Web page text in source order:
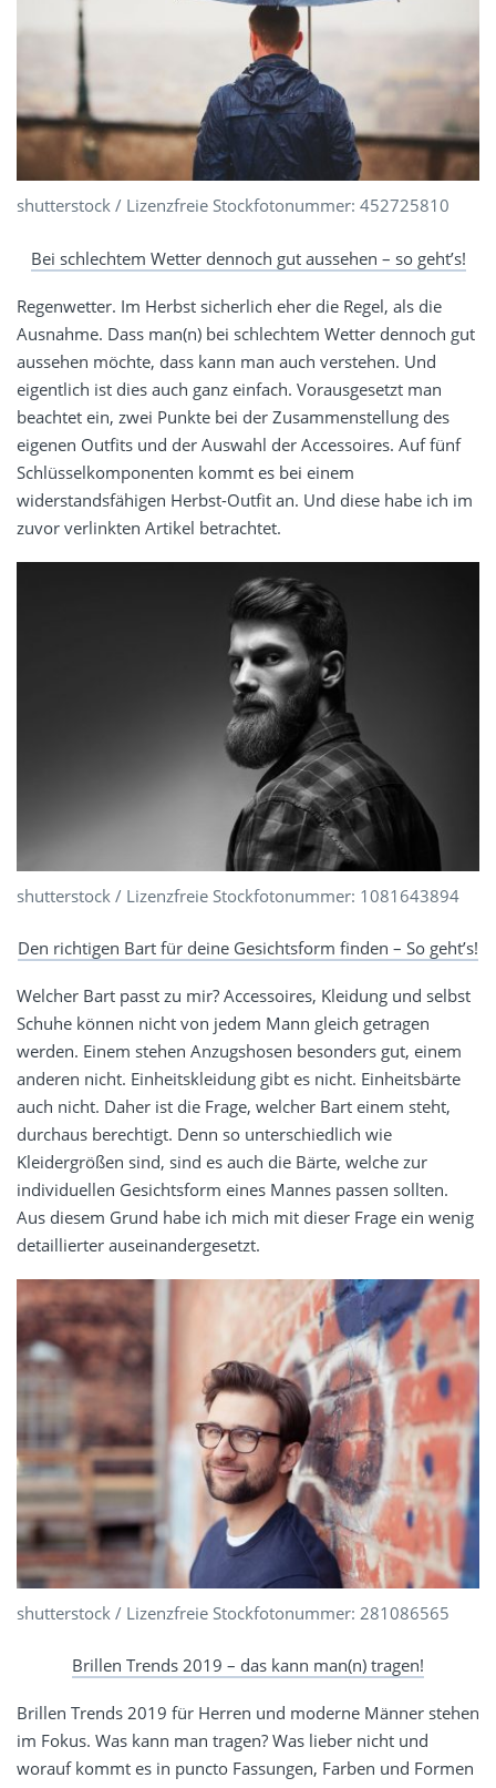
shutterstock / Lizenzfreie Stockfotonummer: 452725810
Bei schlechtem Wetter dennoch gut aussehen – so geht’s!
Regenwetter. Im Herbst sicherlich eher die Regel, als die
Ausnahme. Dass man(n) bei schlechtem Wetter dennoch gut
aussehen möchte, dass kann man auch verstehen. Und
eigentlich ist dies auch ganz einfach. Vorausgesetzt man
beachtet ein, zwei Punkte bei der Zusammenstellung des
eigenen Outfits und der Auswahl der Accessoires. Auf fünf
Schlüsselkomponenten kommt es bei einem
widerstandsfähigen Herbst-Outfit an. Und diese habe ich im
zuvor verlinkten Artikel betrachtet.
shutterstock / Lizenzfreie Stockfotonummer: 1081643894
Den richtigen Bart für deine Gesichtsform finden – So geht’s!
Welcher Bart passt zu mir? Accessoires, Kleidung und selbst
Schuhe können nicht von jedem Mann gleich getragen
werden. Einem stehen Anzugshosen besonders gut, einem
anderen nicht. Einheitskleidung gibt es nicht. Einheitsbärte
auch nicht. Daher ist die Frage, welcher Bart einem steht,
durchaus berechtigt. Denn so unterschiedlich wie
Kleidergrößen sind, sind es auch die Bärte, welche zur
individuellen Gesichtsform eines Mannes passen sollten.
Aus diesem Grund habe ich mich mit dieser Frage ein wenig
detaillierter auseinandergesetzt.
shutterstock / Lizenzfreie Stockfotonummer: 281086565
Brillen Trends 2019 – das kann man(n) tragen!
Brillen Trends 2019 für Herren und moderne Männer stehen
im Fokus. Was kann man tragen? Was lieber nicht und
worauf kommt es in puncto Fassungen, Farben und Formen